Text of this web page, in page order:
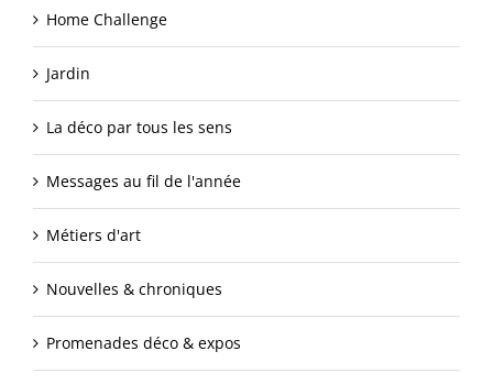
Home Challenge
Jardin
La déco par tous les sens
Messages au fil de l'année
Métiers d'art
Nouvelles & chroniques
Promenades déco & expos